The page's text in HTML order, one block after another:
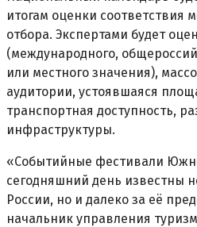
итогам оценки соответствия
отбора. Экспертами будет
(международного,
или местного значения),
аудитории, устоявшаяся
транспортная доступность,
инфраструктуры.
«Событийные фестивали
сегодняшний день известны
России, но и далеко за её
начальник управления